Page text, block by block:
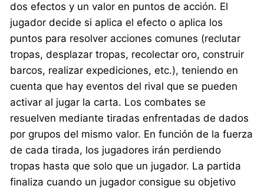
dos efectos y un valor en puntos de acción. El
jugador decide si aplica el efecto o aplica los
puntos para resolver acciones comunes (reclutar
tropas, desplazar tropas, recolectar oro, construir
barcos, realizar expediciones, etc.), teniendo en
cuenta que hay eventos del rival que se pueden
activar al jugar la carta. Los combates se
resuelven mediante tiradas enfrentadas de dados
por grupos del mismo valor. En función de la fuerza
de cada tirada, los jugadores irán perdiendo
tropas hasta que solo que un jugador. La partida
finaliza cuando un jugador consigue su objetivo